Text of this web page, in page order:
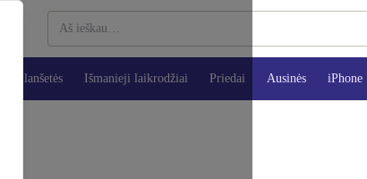
Planšetės Išmanieji laikrodžiai Priedai Ausinės iPhone